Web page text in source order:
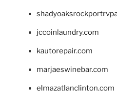
jccoinlaundry.com
kautorepair.com
marjaeswinebar.com
elmazatlanclinton.com